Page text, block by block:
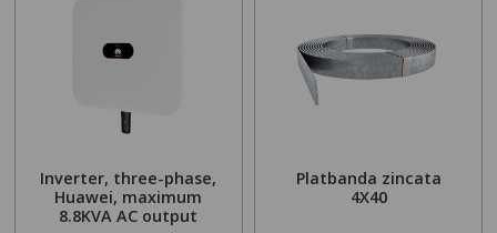
Inverter, three-phase,
Huawei, maximum
8.8KVA AC output
Platbanda zincata
4X40